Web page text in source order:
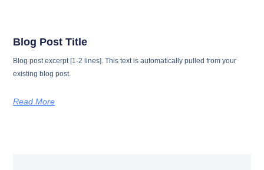
Blog Post Title
Blog post excerpt [1-2 lines]. This text is automatically pulled from your
existing blog post.
Read More